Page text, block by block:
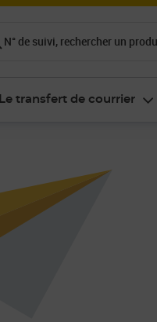
N° de suivi, rechercher un
Le transfert de courrier